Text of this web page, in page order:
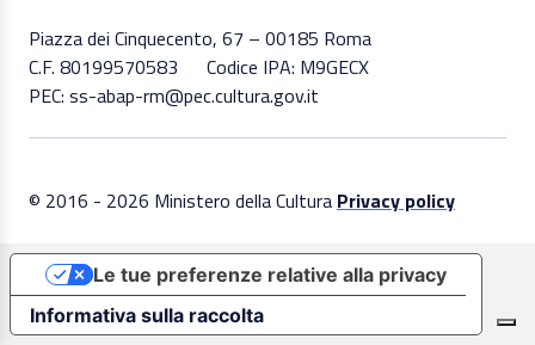
Piazza dei Cinquecento, 67 – 00185 Roma
C.F. 80199570583
Codice IPA: M9GECX
PEC: ss-abap-rm@pec.cultura.gov.it
© 2016 - 2026 Ministero della Cultura Privacy policy
Informativa sulla raccolta
Le tue preferenze relative alla privacy